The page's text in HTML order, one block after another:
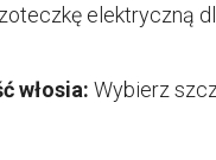
elektryczną
włosia: Wybierz